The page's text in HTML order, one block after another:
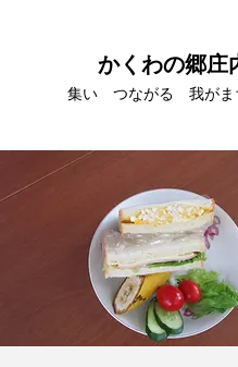
かくわの郷庄
集い つながる​ 我がま